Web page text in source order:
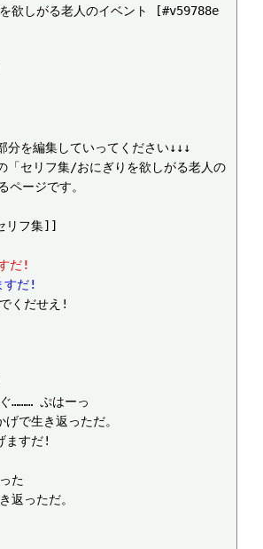
欲しがる老人のイベント [#v59788e
を編集していってください↓↓↓
「セリフ集/おにぎりを欲しがる老人の
ページです。
リフ集]]
だ!
すだ!